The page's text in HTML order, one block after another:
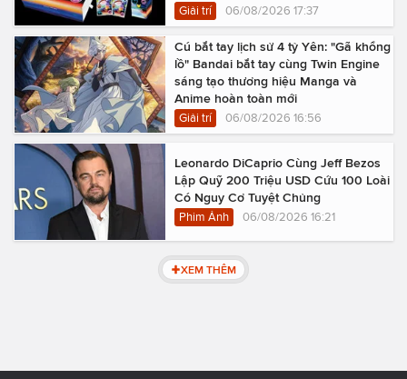
Giải trí 06/08/2026 17:37
Cú bắt tay lịch sử 4 tỷ Yên: "Gã khổng
lồ" Bandai bắt tay cùng Twin Engine
sáng tạo thương hiệu Manga và
Anime hoàn toàn mới
Giải trí 06/08/2026 16:56
Leonardo DiCaprio Cùng Jeff Bezos
Lập Quỹ 200 Triệu USD Cứu 100 Loài
Có Nguy Cơ Tuyệt Chủng
Phim Ảnh 06/08/2026 16:21
XEM THÊM